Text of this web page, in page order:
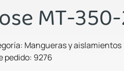
MT-
Mangueras y aislamientos
pedido: 9276